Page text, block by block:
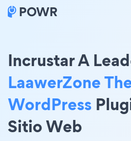
Incrustar A
LaawerZone
WordPress
Sitio Web